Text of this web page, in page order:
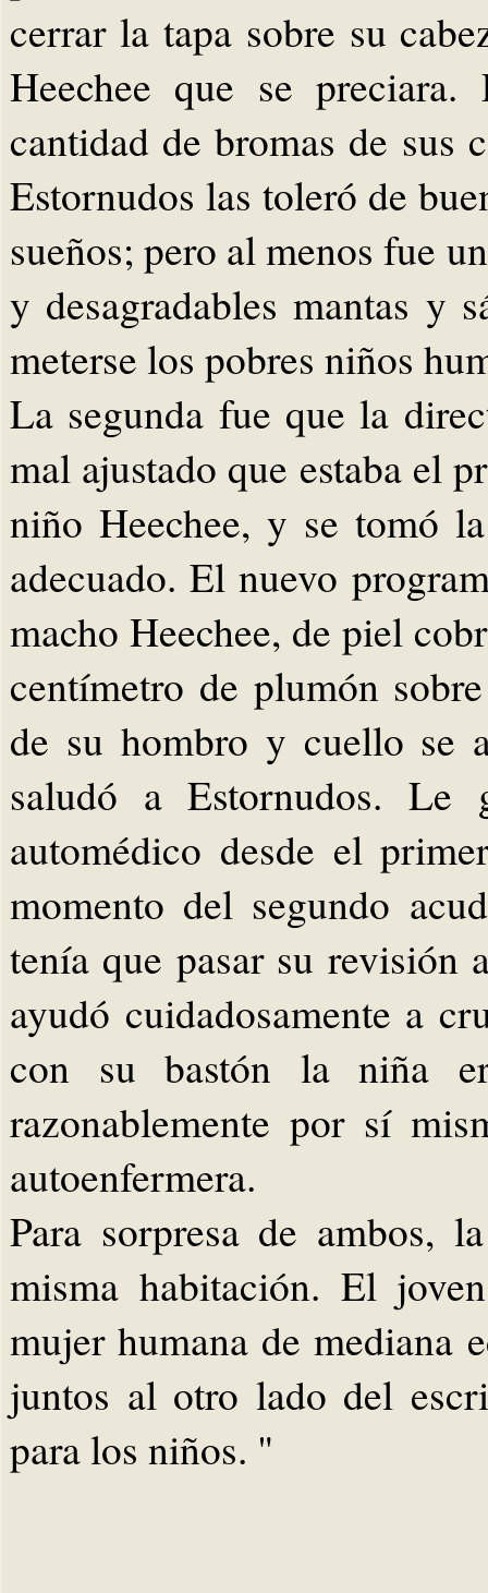
cerrar la tapa sobre su
Heechee que se
cantidad de bromas de sus
Estornudos las toleró de
sueños; pero al menos fue
y desagradables mantas y
meterse los pobres niños
La segunda fue que la
mal ajustado que estaba el
niño Heechee, y se tomó
adecuado. El nuevo
macho Heechee, de piel
centímetro de plumón
de su hombro y cuello se
saludó a Estornudos. Le
automédico desde el
momento del segundo
tenía que pasar su revisión
ayudó cuidadosamente a
con su bastón la niña
razonablemente por sí
autoenfermera.
Para sorpresa de ambos,
misma habitación. El
mujer humana de mediana
juntos al otro lado del
para los niños. "